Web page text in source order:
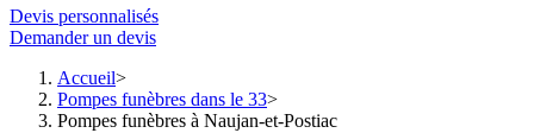
Devis personnalisés
Demander un devis
Accueil
Pompes funèbres dans le 33
Pompes funèbres à Naujan-et-Postiac